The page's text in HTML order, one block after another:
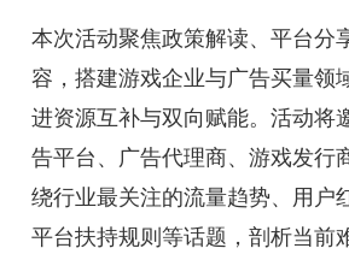
本次活动聚焦政策解读、平台分
容，搭建游戏企业与广告买量领
进资源互补与双向赋能。活动将
告平台、广告代理商、游戏发行
绕行业最关注的流量趋势、用户
平台扶持规则等话题，剖析当前